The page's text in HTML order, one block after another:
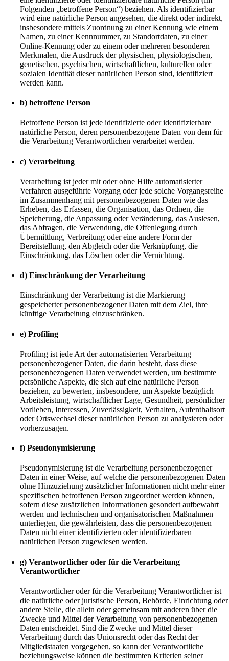
Folgenden „betroffene Person“) beziehen. Als identifizierbar
wird eine natürliche Person angesehen, die direkt oder indirekt,
insbesondere mittels Zuordnung zu einer Kennung wie einem
Namen, zu einer Kennnummer, zu Standortdaten, zu einer
Online-Kennung oder zu einem oder mehreren besonderen
Merkmalen, die Ausdruck der physischen, physiologischen,
genetischen, psychischen, wirtschaftlichen, kulturellen oder
sozialen Identität dieser natürlichen Person sind, identifiziert
werden kann.
b) betroffene Person
Betroffene Person ist jede identifizierte oder identifizierbare
natürliche Person, deren personenbezogene Daten von dem für
die Verarbeitung Verantwortlichen verarbeitet werden.
c) Verarbeitung
Verarbeitung ist jeder mit oder ohne Hilfe automatisierter
Verfahren ausgeführte Vorgang oder jede solche Vorgangsreihe
im Zusammenhang mit personenbezogenen Daten wie das
Erheben, das Erfassen, die Organisation, das Ordnen, die
Speicherung, die Anpassung oder Veränderung, das Auslesen,
das Abfragen, die Verwendung, die Offenlegung durch
Übermittlung, Verbreitung oder eine andere Form der
Bereitstellung, den Abgleich oder die Verknüpfung, die
Einschränkung, das Löschen oder die Vernichtung.
d) Einschränkung der Verarbeitung
Einschränkung der Verarbeitung ist die Markierung
gespeicherter personenbezogener Daten mit dem Ziel, ihre
künftige Verarbeitung einzuschränken.
e) Profiling
Profiling ist jede Art der automatisierten Verarbeitung
personenbezogener Daten, die darin besteht, dass diese
personenbezogenen Daten verwendet werden, um bestimmte
persönliche Aspekte, die sich auf eine natürliche Person
beziehen, zu bewerten, insbesondere, um Aspekte bezüglich
Arbeitsleistung, wirtschaftlicher Lage, Gesundheit, persönlicher
Vorlieben, Interessen, Zuverlässigkeit, Verhalten, Aufenthaltsort
oder Ortswechsel dieser natürlichen Person zu analysieren oder
vorherzusagen.
f) Pseudonymisierung
Pseudonymisierung ist die Verarbeitung personenbezogener
Daten in einer Weise, auf welche die personenbezogenen Daten
ohne Hinzuziehung zusätzlicher Informationen nicht mehr einer
spezifischen betroffenen Person zugeordnet werden können,
sofern diese zusätzlichen Informationen gesondert aufbewahrt
werden und technischen und organisatorischen Maßnahmen
unterliegen, die gewährleisten, dass die personenbezogenen
Daten nicht einer identifizierten oder identifizierbaren
natürlichen Person zugewiesen werden.
g) Verantwortlicher oder für die Verarbeitung
Verantwortlicher
Verantwortlicher oder für die Verarbeitung Verantwortlicher ist
die natürliche oder juristische Person, Behörde, Einrichtung oder
andere Stelle, die allein oder gemeinsam mit anderen über die
Zwecke und Mittel der Verarbeitung von personenbezogenen
Daten entscheidet. Sind die Zwecke und Mittel dieser
Verarbeitung durch das Unionsrecht oder das Recht der
Mitgliedstaaten vorgegeben, so kann der Verantwortliche
beziehungsweise können die bestimmten Kriterien seiner